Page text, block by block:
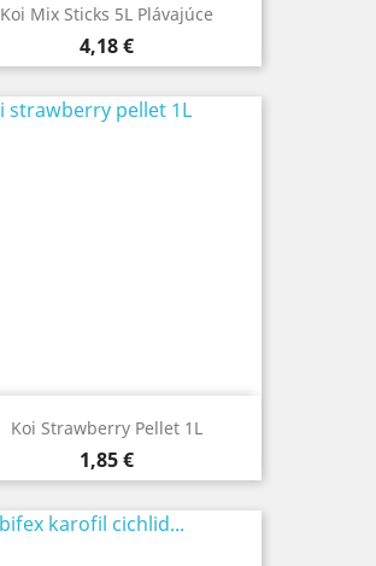
Koi Mix Sticks 5L Plávajúce
Cena
4,18 €
Koi Strawberry Pellet 1L
Cena
1,85 €